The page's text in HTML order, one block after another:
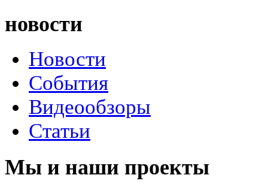
новости
Новости
События
Видеообзоры
Статьи
Мы и наши проекты